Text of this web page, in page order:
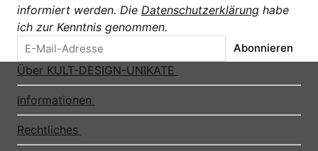
informiert werden. Die Datenschutzerklärung habe
ich zur Kenntnis genommen.
Abonnieren
Über KULT-DESIGN-UNIKATE
Informationen
Rechtliches